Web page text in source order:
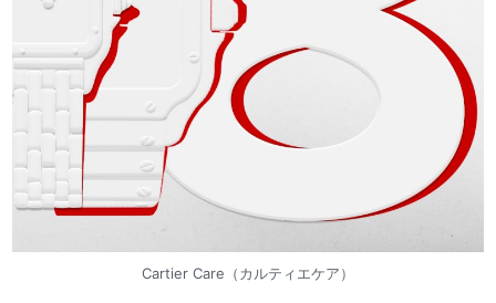
Cartier Care（カルティエケア）